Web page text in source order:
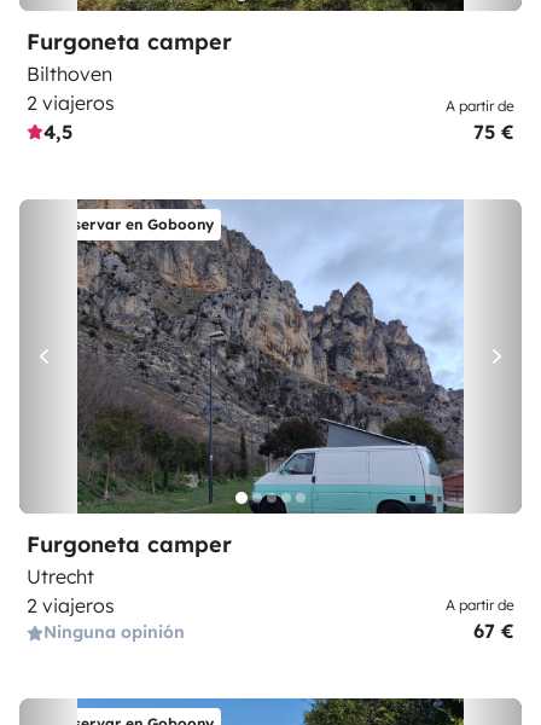
Furgoneta camper
Bilthoven
2 viajeros
4,5
A partir de
75 €
Reservar en Goboony
Furgoneta camper
Utrecht
2 viajeros
Ninguna opinión
A partir de
67 €